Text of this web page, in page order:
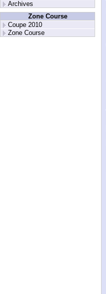
Archives
Zone Course
Coupe 2010
Zone Course